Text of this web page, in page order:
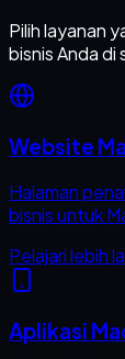
Pilih layanan
bisnis Anda di
Website
Halaman
bisnis untuk
Pelajari lebih
Aplikasi